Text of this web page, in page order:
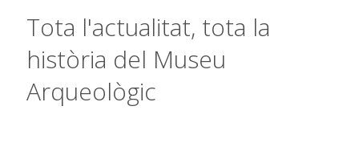
Tota l'actualitat, tota la
història del Museu
Arqueològic